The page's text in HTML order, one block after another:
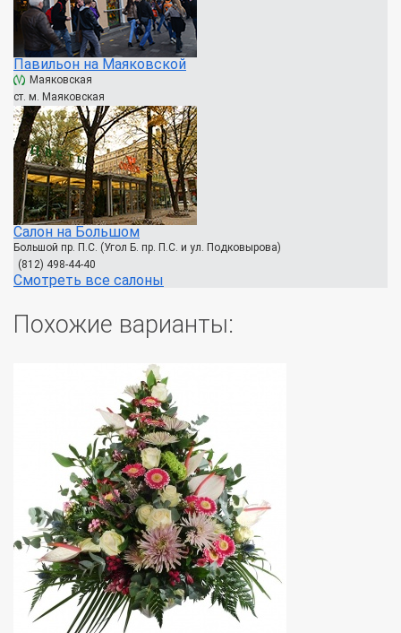
Павильон на Маяковской
Маяковская
ст. м. Маяковская
Салон на Большом
Большой пр. П.С. (Угол Б. пр. П.С. и ул. Подковырова)
(812) 498-44-40
Смотреть все салоны
Похожие варианты: